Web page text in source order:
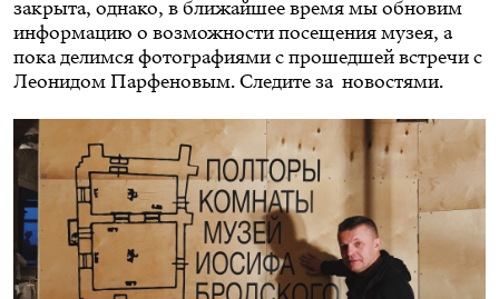
закрыта, однако, в ближайшее время мы обновим
информацию о возможности посещения музея, а
пока делимся фотографиями с прошедшей встречи с
Леонидом Парфеновым. Следите за новостями.